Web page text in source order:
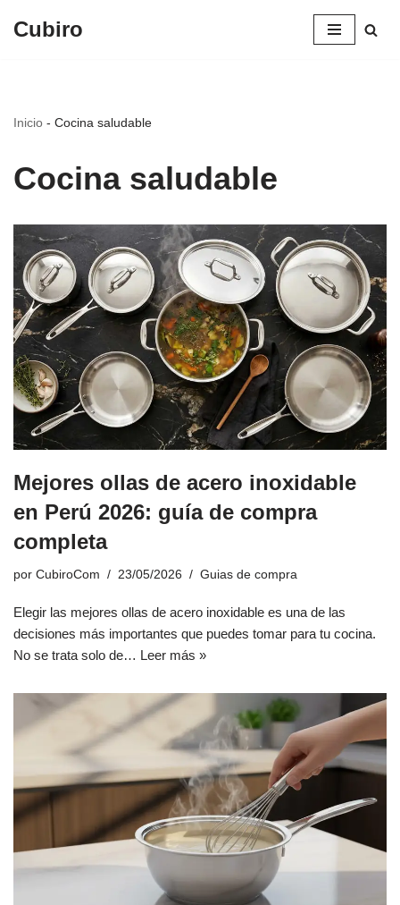
Cubiro
Inicio - Cocina saludable
Cocina saludable
Mejores ollas de acero inoxidable
en Perú 2026: guía de compra
completa
por CubiroCom 23/05/2026 Guias de compra
Elegir las mejores ollas de acero inoxidable es una de las
decisiones más importantes que puedes tomar para tu cocina.
No se trata solo de… Leer más »